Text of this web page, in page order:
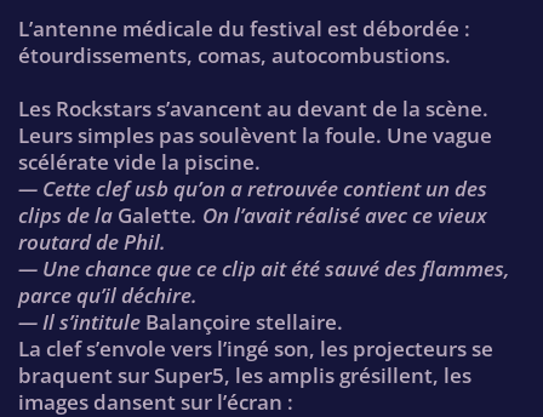
L’antenne médicale du festival est débordée :
étourdissements, comas, autocombustions.
Les Rockstars s’avancent au devant de la scène.
Leurs simples pas soulèvent la foule. Une vague
scélérate vide la piscine.
— Cette clef usb qu’on a retrouvée contient un des
clips de la Galette. On l’avait réalisé avec ce vieux
routard de Phil.
— Une chance que ce clip ait été sauvé des flammes,
parce qu’il déchire.
— Il s’intitule Balançoire stellaire.
La clef s’envole vers l’ingé son, les projecteurs se
braquent sur Super5, les amplis grésillent, les
images dansent sur l’écran :